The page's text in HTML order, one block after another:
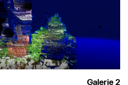
Galerie 2